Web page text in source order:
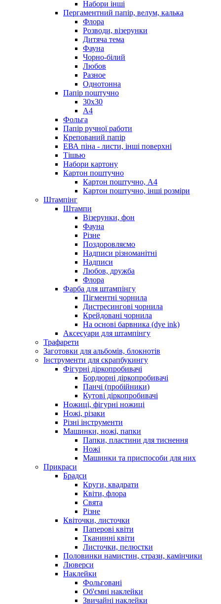
Набори інші
Пергаментний папір, велум, калька
Флора
Розводи, візерунки
Дитяча тема
Фауна
Чорно-білий
Любов
Разное
Однотонна
Папір поштучно
30х30
А4
Фольга
Папір ручної работи
Крепований папір
ЕВА піна - листи, інші поверхні
Тішью
Набори картону
Картон поштучно
Картон поштучно, А4
Картон поштучно, інші розміри
Штампінг
Штампи
Візерунки, фон
Фауна
Різне
Поздоровляємо
Надписи різноманітні
Надписи
Любов, дружба
Флора
Фарба для штампінгу
Пігментні чорнила
Дистресингові чорнила
Крейдовані чорнила
На основі барвника (dye ink)
Аксесуари для штампінгу
Трафарети
Заготовки для альбомів, блокнотів
Інструменти для скрапбукингу
Фігурні діркопробивачі
Бордюрні діркопробивачі
Панчі (пробійники)
Кутові діркопробивачі
Ножиці, фігурні ножиці
Ножі, різаки
Різні інструменти
Машинки, ножі, папки
Папки, пластини для тиснення
Ножі
Машинки та приспособи для них
Прикраси
Брадси
Круги, квадрати
Квіти, флора
Свята
Різне
Квіточки, листочки
Паперові квіти
Тканинні квіти
Листочки, пелюстки
Половинки намистин, стрази, камінчики
Люверси
Наклейки
Фольговані
Об'ємні наклейки
Звичайні наклейки